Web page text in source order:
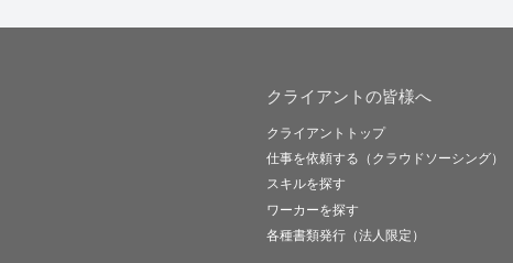
クライアントの皆様へ
クライアントトップ
仕事を依頼する（クラウドソーシング）
スキルを探す
ワーカーを探す
各種書類発行（法人限定）